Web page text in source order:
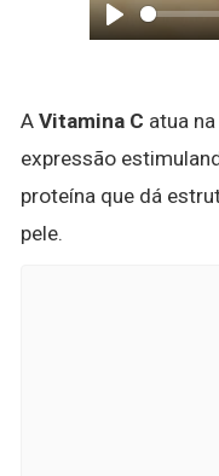
Play
A Vitamina C atua
expressão
proteína que dá
pele.